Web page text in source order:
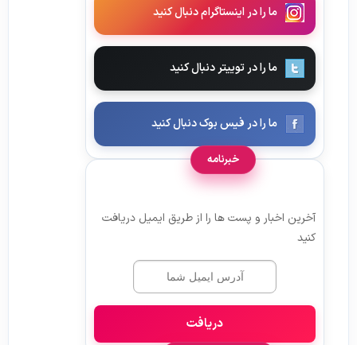
ما را در اینستاگرام دنبال کنید
ما را در توییتر دنبال کنید
ما را در فیس بوک دنبال کنید
خبرنامه
آخرین اخبار و پست ها را از طریق ایمیل دریافت
کنید
دریافت